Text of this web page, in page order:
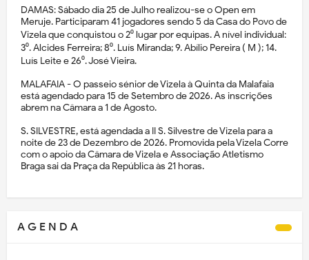
DAMAS: Sábado dia 25 de Julho realizou-se o Open em
Meruje. Participaram 41 jogadores sendo 5 da Casa do Povo de
Vizela que conquistou o 2⁰ lugar por equipas. A nível individual:
3⁰. Alcides Ferreira; 8⁰. Luís Miranda; 9. Abílio Pereira ( M ); 14.
Luís Leite e 26⁰. José Vieira.
MALAFAIA - O passeio sénior de Vizela à Quinta da Malafaia
está agendado para 15 de Setembro de 2026. As inscrições
abrem na Câmara a 1 de Agosto.
S. SILVESTRE, está agendada a II S. Silvestre de Vizela para a
noite de 23 de Dezembro de 2026. Promovida pela Vizela Corre
com o apoio da Câmara de Vizela e Associação Atletismo
Braga sai da Praça da República às 21 horas.
A G E N D A